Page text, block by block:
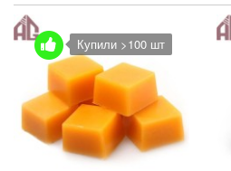
Купили >100 шт